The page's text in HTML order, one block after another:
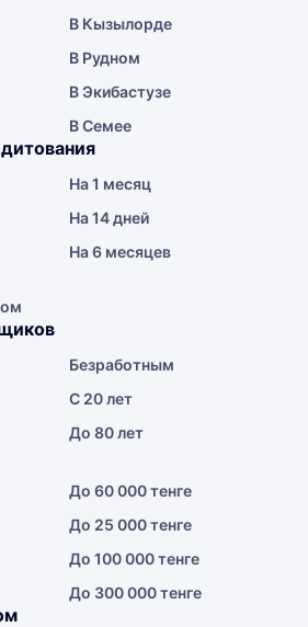
В Кызылорде
В Рудном
В Экибастузе
В Семее
На 1 месяц
На 14 дней
На 6 месяцев
Безработным
С 20 лет
До 80 лет
До 60 000 тенге
До 25 000 тенге
До 100 000 тенге
До 300 000 тенге